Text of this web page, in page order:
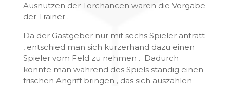
Ausnutzen der Torchancen waren die Vorgabe
der Trainer .
Da der Gastgeber nur mit sechs Spieler antratt
, entschied man sich kurzerhand dazu einen
Spieler vom Feld zu nehmen . Dadurch
konnte man während des Spiels ständig einen
frischen Angriff bringen , das sich auszahlen